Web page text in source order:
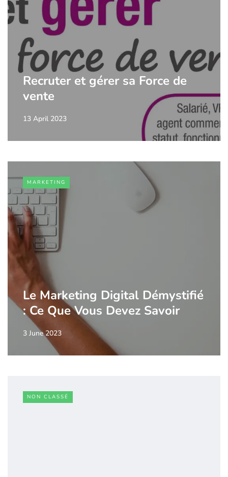
Recruter et gérer sa Force de
vente
13 April 2023
MARKETING
Le Marketing Digital Démystifié
: Ce Que Vous Devez Savoir
3 June 2023
NON CLASSÉ